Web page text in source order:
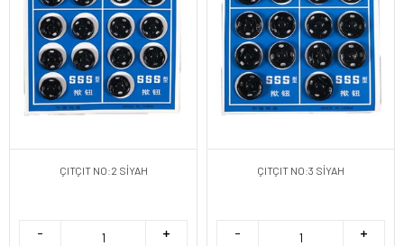
ÇITÇIT NO:2 SİYAH ÇITÇIT NO:3 SİYAH